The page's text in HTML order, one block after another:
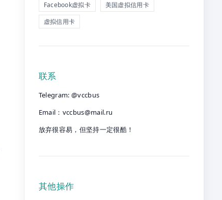
Facebook虚拟卡
美国虚拟信用卡
虚拟信用卡
联系
Telegram: @vccbus
Email： vccbus@mail.ru
放弃很容易，但坚持一定很酷！
其他操作